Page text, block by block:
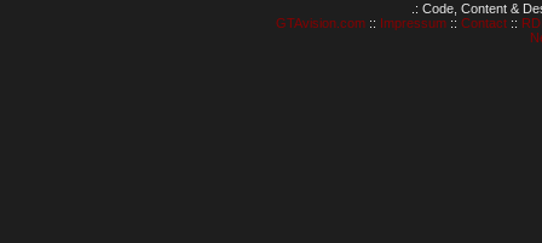
.: Code, Content &
GTAvision.com:: Impressum:: Contact::